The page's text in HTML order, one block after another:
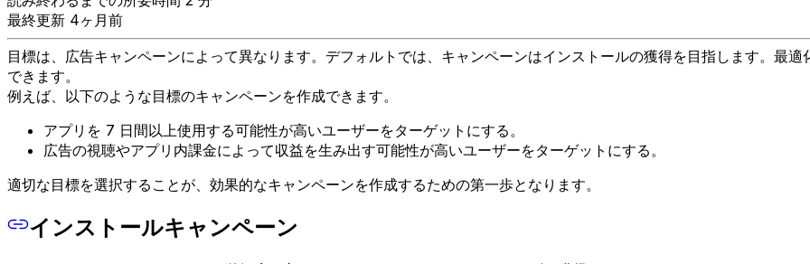
最終更新 4ヶ月前
目標は、広告キャンペーンによって異なります。デフォルトでは、キャンペーンはインストールの獲得を目指します。最
できます。
例えば、以下のような目標のキャンペーンを作成できます。
アプリを 7 日間以上使用する可能性が高いユーザーをターゲットにする。
広告の視聴やアプリ内課金によって収益を生み出す可能性が高いユーザーをターゲットにする。
適切な目標を選択することが、効果的なキャンペーンを作成するための第一歩となります。
インストールキャンペーン